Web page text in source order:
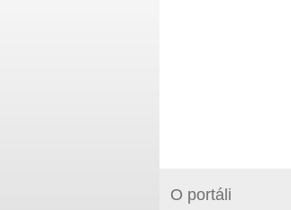
O portáli